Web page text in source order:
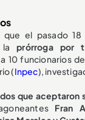
el pasado
prórroga por
10 funcionarios
(Inpec),
dos que aceptaron
Fran